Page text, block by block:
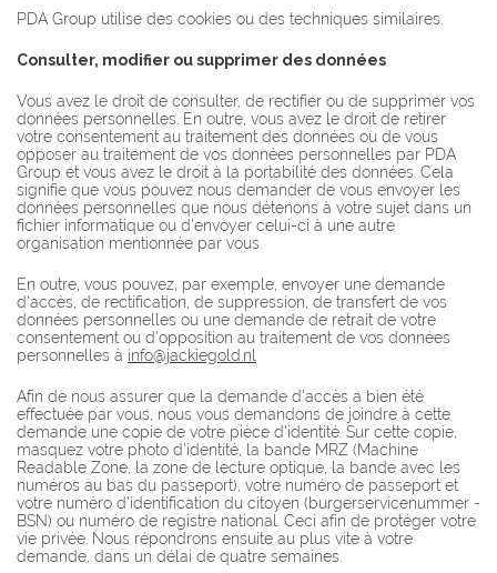
PDA Group utilise des cookies ou des techniques similaires.
Consulter, modifier ou supprimer des données
Vous avez le droit de consulter, de rectifier ou de supprimer vos
données personnelles. En outre, vous avez le droit de retirer
votre consentement au traitement des données ou de vous
opposer au traitement de vos données personnelles par PDA
Group et vous avez le droit à la portabilité des données. Cela
signifie que vous pouvez nous demander de vous envoyer les
données personnelles que nous détenons à votre sujet dans un
fichier informatique ou d'envoyer celui-ci à une autre
organisation mentionnée par vous.
En outre, vous pouvez, par exemple, envoyer une demande
d'accès, de rectification, de suppression, de transfert de vos
données personnelles ou une demande de retrait de votre
consentement ou d'opposition au traitement de vos données
personnelles à info@jackiegold.nl
Afin de nous assurer que la demande d'accès a bien été
effectuée par vous, nous vous demandons de joindre à cette
demande une copie de votre pièce d'identité. Sur cette copie,
masquez votre photo d'identité, la bande MRZ (Machine
Readable Zone, la zone de lecture optique, la bande avec les
numéros au bas du passeport), votre numéro de passeport et
votre numéro d'identification du citoyen (burgerservicenummer -
BSN) ou numéro de registre national. Ceci afin de protéger votre
vie privée. Nous répondrons ensuite au plus vite à votre
demande, dans un délai de quatre semaines.